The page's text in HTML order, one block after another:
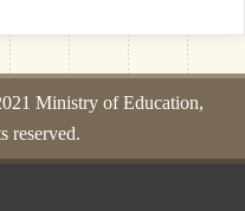
Ministry of Education,
reserved.